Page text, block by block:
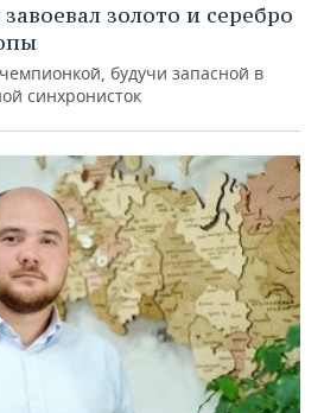
золото и серебро
будучи запасной в
синхронисток